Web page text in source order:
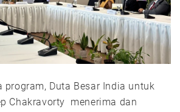
program, Duta Besar India untuk
Chakravorty menerima dan